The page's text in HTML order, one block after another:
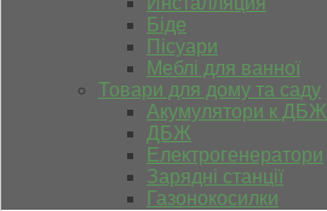
Біде
Пісуари
Меблі для ванної
Товари для дому та саду
Акумулятори к ДБЖ
ДБЖ
Електрогенератори
Зарядні станції
Газонокосилки